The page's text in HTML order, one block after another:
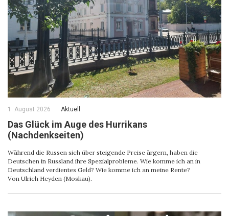
1. August 2026 Aktuell
Das Glück im Auge des Hurrikans
(Nachdenkseiten)
Während die Russen sich über steigende Preise ärgern, haben die
Deutschen in Russland ihre Spezialprobleme. Wie komme ich an in
Deutschland verdientes Geld? Wie komme ich an meine Rente?
Von Ulrich Heyden (Moskau).